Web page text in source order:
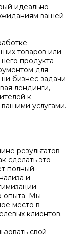
идеально
вашей
товаров или
продукта
для
бизнес-задачи
лендинги,
к
услугами.
результатов
сделать это
полный
и
опыта. Мы
место в
клиентов.
свой